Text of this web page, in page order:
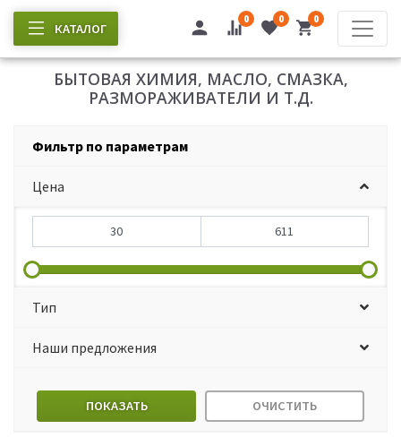
КАТАЛОГ
0 0 0
БЫТОВАЯ ХИМИЯ, МАСЛО, СМАЗКА,
РАЗМОРАЖИВАТЕЛИ И Т.Д.
Фильтр по параметрам
Цена
Тип
Наши предложения
ПОКАЗАТЬ ОЧИСТИТЬ